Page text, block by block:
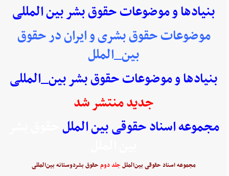
بنیادها و موضوعات حقوق بشر بین المللی
موضوعات حقوق بشری و ایران در حقوق
بین_الملل
بنیادها و موضوعات حقوق بشر بین_المللی
جدید منتشر شد
مجموعه اسناد حقوقی بین الملل
مجموعه اسناد حقوقی بین‌المللجلد دومحقوق بشردوستانه بین‌المللی